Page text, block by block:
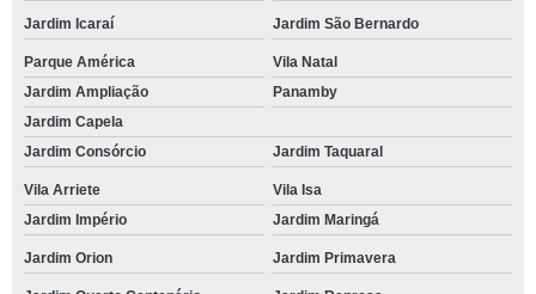
Jardim Icaraí Jardim São Bernardo
Parque América
Vila Natal
Jardim Ampliação
Panamby
Jardim Capela
Jardim Consórcio
Jardim Taquaral
Vila Arriete
Vila Isa
Jardim Império
Jardim Maringá
Jardim Orion Jardim Primavera